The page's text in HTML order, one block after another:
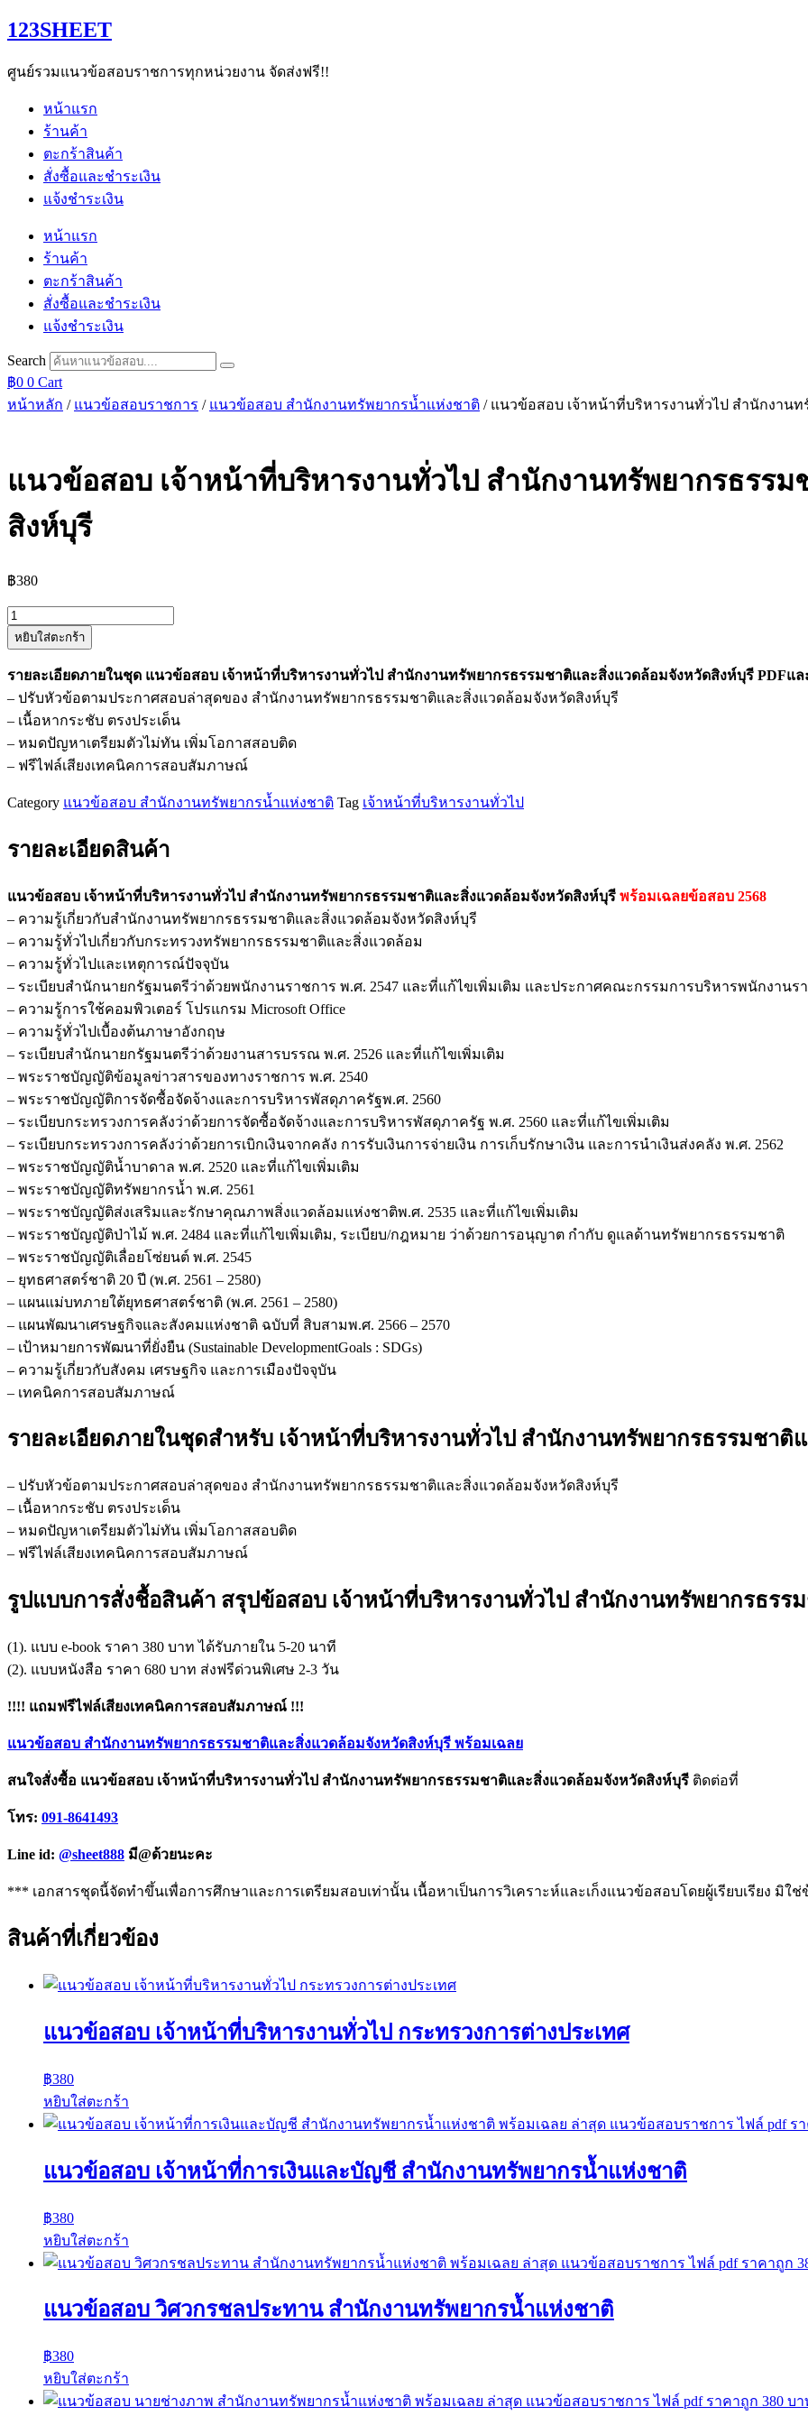
Skip
to
123SHEET
ศูนย์รวมแนวข้อสอบราชการทุกหน่วยงาน จัดส่งฟรี!!
หน้าแรก
ร้านค้า
ตะกร้าสินค้า
สั่งซื้อและชำระเงิน
แจ้งชำระเงิน
หน้าแรก
ร้านค้า
ตะกร้าสินค้า
สั่งซื้อและชำระเงิน
แจ้งชำระเงิน
Search
฿0 0 Cart
หน้าหลัก / แนวข้อสอบราชการ / แนวข้อสอบ สำนักงานทรัพยากรน้ำแห่งชาติ / แนวข้อสอบ เจ้าหน้าที่บริหารงานทั่วไป สำนักงาน
แนวข้อสอบ เจ้าหน้าที่บริหารงานทั่วไป สำนักงานทรัพยากรธรร
สิงห์บุรี
฿380
จำนวน
แนว
เจ้า
หน้าที่
บริหาร
งาน
ทั่วไป
สำนักงาน
และ
แวดล้อม
หยิบใส่ตะกร้า
รายละเอียดภายในชุด แนวข้อสอบ เจ้าหน้าที่บริหารงานทั่วไป สำนักงานทรัพยากรธรรมชาติและสิ่งแวดล้อมจังหวัดสิงห์บุรี PDFแ
– ปรับหัวข้อตามประกาศสอบล่าสุดของ สำนักงานทรัพยากรธรรมชาติและสิ่งแวดล้อมจังหวัดสิงห์บุรี
– เนื้อหากระชับ ตรงประเด็น
– หมดปัญหาเตรียมตัวไม่ทัน เพิ่มโอกาสสอบติด
– ฟรีไฟล์เสียงเทคนิคการสอบสัมภาษณ์
Category แนวข้อสอบ สำนักงานทรัพยากรน้ำแห่งชาติ Tag เจ้าหน้าที่บริหารงานทั่วไป
รายละเอียดสินค้า
แนวข้อสอบ เจ้าหน้าที่บริหารงานทั่วไป สำนักงานทรัพยากรธรรมชาติและสิ่งแวดล้อมจังหวัดสิงห์บุรี พร้อมเฉลยข้อสอบ 2568
– ความรู้เกี่ยวกับสำนักงานทรัพยากรธรรมชาติและสิ่งแวดล้อมจังหวัดสิงห์บุรี
– ความรู้ทั่วไปเกี่ยวกับกระทรวงทรัพยากรธรรมชาติและสิ่งแวดล้อม
– ความรู้ทั่วไปและเหตุการณ์ปัจจุบัน
– ระเบียบสำนักนายกรัฐมนตรีว่าด้วยพนักงานราชการ พ.ศ. 2547 และที่แก้ไขเพิ่มเติม และประกาศคณะกรรมการบริหารพนักงานร
– ความรู้การใช้คอมพิวเตอร์ โปรแกรม Microsoft Office
– ความรู้ทั่วไปเบื้องต้นภาษาอังกฤษ
– ระเบียบสำนักนายกรัฐมนตรีว่าด้วยงานสารบรรณ พ.ศ. 2526 และที่แก้ไขเพิ่มเติม
– พระราชบัญญัติข้อมูลข่าวสารของทางราชการ พ.ศ. 2540
– พระราชบัญญัติการจัดซื้อจัดจ้างและการบริหารพัสดุภาครัฐพ.ศ. 2560
– ระเบียบกระทรวงการคลังว่าด้วยการจัดซื้อจัดจ้างและการบริหารพัสดุภาครัฐ พ.ศ. 2560 และที่แก้ไขเพิ่มเติม
– ระเบียบกระทรวงการคลังว่าด้วยการเบิกเงินจากคลัง การรับเงินการจ่ายเงิน การเก็บรักษาเงิน และการนำเงินส่งคลัง พ.ศ. 2562
– พระราชบัญญัติน้ำบาดาล พ.ศ. 2520 และที่แก้ไขเพิ่มเติม
– พระราชบัญญัติทรัพยากรน้ำ พ.ศ. 2561
– พระราชบัญญัติส่งเสริมและรักษาคุณภาพสิ่งแวดล้อมแห่งชาติพ.ศ. 2535 และที่แก้ไขเพิ่มเติม
– พระราชบัญญัติป่าไม้ พ.ศ. 2484 และที่แก้ไขเพิ่มเติม, ระเบียบ/กฎหมาย ว่าด้วยการอนุญาต กำกับ ดูแลด้านทรัพยากรธรรมชาติ
– พระราชบัญญัติเลื่อยโซ่ยนต์ พ.ศ. 2545
– ยุทธศาสตร์ชาติ 20 ปี (พ.ศ. 2561 – 2580)
– แผนแม่บทภายใต้ยุทธศาสตร์ชาติ (พ.ศ. 2561 – 2580)
– แผนพัฒนาเศรษฐกิจและสังคมแห่งชาติ ฉบับที่ สิบสามพ.ศ. 2566 – 2570
– เป้าหมายการพัฒนาที่ยั่งยืน (Sustainable DevelopmentGoals : SDGs)
– ความรู้เกี่ยวกับสังคม เศรษฐกิจ และการเมืองปัจจุบัน
– เทคนิคการสอบสัมภาษณ์
รายละเอียดภายในชุดสำหรับ เจ้าหน้าที่บริหารงานทั่วไป สำนักงานทรัพยากรธรรมชา
– ปรับหัวข้อตามประกาศสอบล่าสุดของ สำนักงานทรัพยากรธรรมชาติและสิ่งแวดล้อมจังหวัดสิงห์บุรี
– เนื้อหากระชับ ตรงประเด็น
– หมดปัญหาเตรียมตัวไม่ทัน เพิ่มโอกาสสอบติด
– ฟรีไฟล์เสียงเทคนิคการสอบสัมภาษณ์
รูปแบบการสั่งชื้อสินค้า สรุปข้อสอบ เจ้าหน้าที่บริหารงานทั่วไป สำนักงานทรัพยากรธร
(1). แบบ e-book ราคา 380 บาท ได้รับภายใน 5-20 นาที
(2). แบบหนังสือ ราคา 680 บาท ส่งฟรีด่วนพิเศษ 2-3 วัน
!!!! แถมฟรีไฟล์เสียงเทคนิคการสอบสัมภาษณ์ !!!
แนวข้อสอบ สำนักงานทรัพยากรธรรมชาติและสิ่งแวดล้อมจังหวัดสิงห์บุรี พร้อมเฉลย
สนใจสั่งซื้อ แนวข้อสอบ เจ้าหน้าที่บริหารงานทั่วไป สำนักงานทรัพยากรธรรมชาติและสิ่งแวดล้อมจังหวัดสิงห์บุรี ติดต่อที่
โทร: 091-8641493
Line id: @sheet888 มี@ด้วยนะคะ
*** เอกสารชุดนี้จัดทำขึ้นเพื่อการศึกษาและการเตรียมสอบเท่านั้น เนื้อหาเป็นการวิเคราะห์และเก็งแนวข้อสอบโดยผู้เรียบเรียง มิใ
สินค้าที่เกี่ยวข้อง
แนวข้อสอบ เจ้าหน้าที่บริหารงานทั่วไป กระทรวงการต่างประเทศ
฿380
หยิบใส่ตะกร้า
แนวข้อสอบ เจ้าหน้าที่การเงินและบัญชี สำนักงานทรัพยากรน้ำแห่งชาติ
฿380
หยิบใส่ตะกร้า
แนวข้อสอบ วิศวกรชลประทาน สำนักงานทรัพยากรน้ำแห่งชาติ
฿380
หยิบใส่ตะกร้า